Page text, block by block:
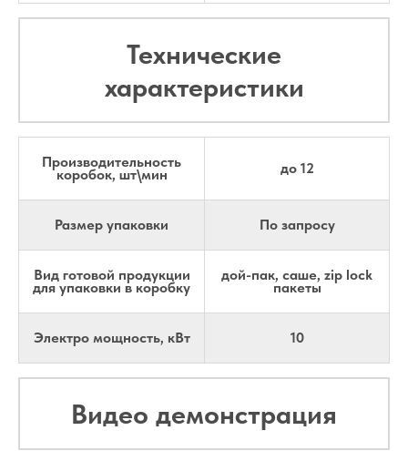
Технические
характеристики
Производительность
коробок, шт\мин до 12
Размер упаковки По запросу
Вид готовой продукции
для упаковки в коробку
дой-пак, саше, zip lock
пакеты
Электро мощность, кВт 10
Видео демонстрация